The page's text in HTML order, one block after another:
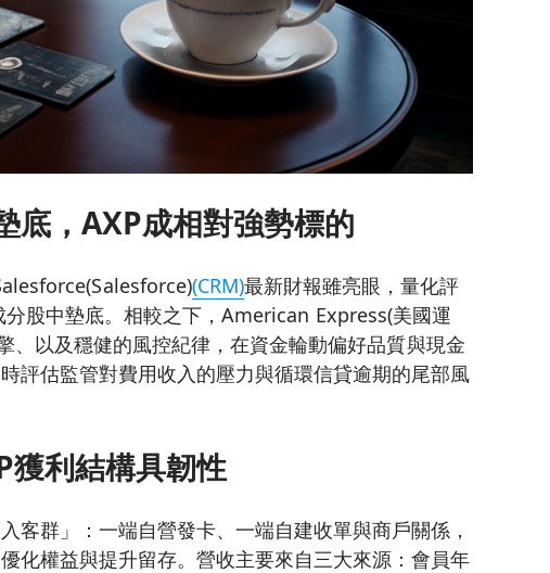
底，AXP成相對強勢標的
(CRM)最新財報雖亮眼，量化評
股中墊底。相較之下，American Express(美國運
、以及穩健的風控紀律，在資金輪動偏好品質與現金
評估監管對費用收入的壓力與循環信貸逾期的尾部風
獲利結構具韌性
客群」：一端自營發卡、一端自建收單與商戶關係，
化權益與提升留存。營收主要來自三大來源：會員年